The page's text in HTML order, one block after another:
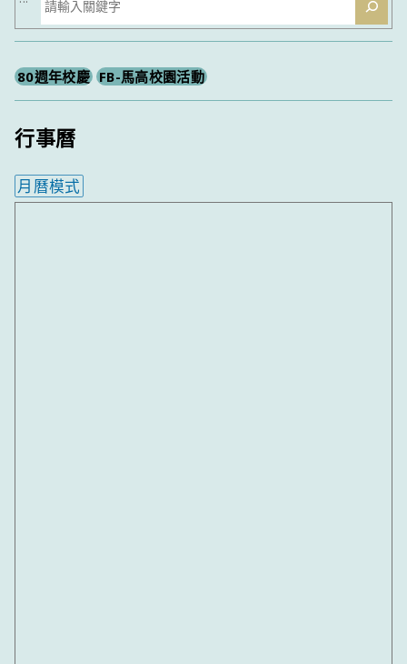
尋
80週年校慶 FB-馬高校園活動
行事曆
月曆模式